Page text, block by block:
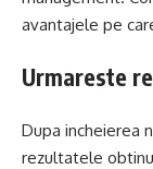
avantajele pe
Urmareste
Dupa incheierea
rezultatele